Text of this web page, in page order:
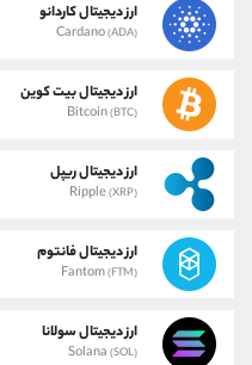
ارز دیجیتال کاردانو
Cardano(ADA)
ارز دیجیتال بیت کوین
Bitcoin(BTC)
ارز دیجیتال ریپل
Ripple(XRP)
ارز دیجیتال فانتوم
Fantom(FTM)
ارز دیجیتال سولانا
Solana (SOL)